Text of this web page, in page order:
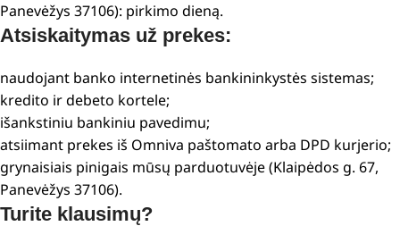
Panevėžys 37106): pirkimo dieną.
Atsiskaitymas už prekes:
naudojant banko internetinės bankininkystės sistemas;
kredito ir debeto kortele;
išankstiniu bankiniu pavedimu;
atsiimant prekes iš Omniva paštomato arba DPD kurjerio;
grynaisiais pinigais mūsų parduotuvėje (Klaipėdos g. 67,
Panevėžys 37106).
Turite klausimų?